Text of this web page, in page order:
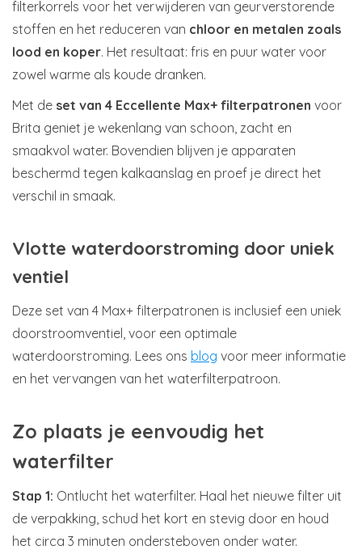
filterkorrels voor het verwijderen van geurverstorende
stoffen en het reduceren van chloor en metalen zoals
lood en koper. Het resultaat: fris en puur water voor
zowel warme als koude dranken.
Met de set van 4 Eccellente Max+ filterpatronen voor
Brita geniet je wekenlang van schoon, zacht en
smaakvol water. Bovendien blijven je apparaten
beschermd tegen kalkaanslag en proef je direct het
verschil in smaak.
Vlotte waterdoorstroming door uniek
ventiel
Deze set van 4 Max+ filterpatronen is inclusief een uniek
doorstroomventiel, voor een optimale
waterdoorstroming. Lees ons blog voor meer informatie
en het vervangen van het waterfilterpatroon.
Zo plaats je eenvoudig het
waterfilter
Stap 1: Ontlucht het waterfilter. Haal het nieuwe filter uit
de verpakking, schud het kort en stevig door en houd
het circa 3 minuten ondersteboven onder water.